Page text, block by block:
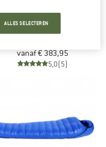
WESTERN MOUNTAINEERING
Everlite
vanaf € 383,95
5,0(5)
ALLES SELECTEREN